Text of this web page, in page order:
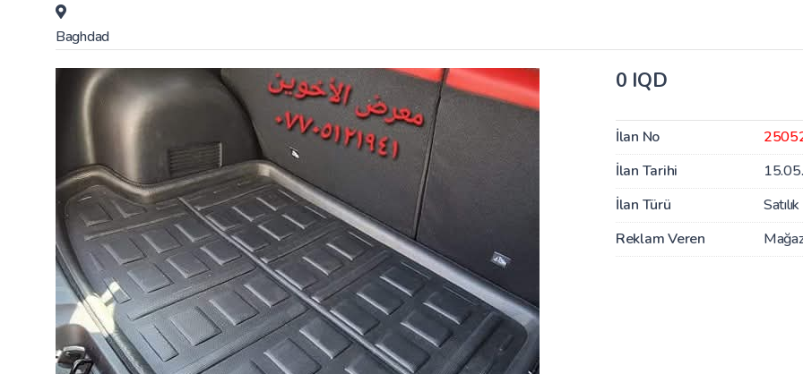
Baghdad
0 IQD
İlan No
İlan Tarihi
İlan Türü
Satılık
Reklam Veren